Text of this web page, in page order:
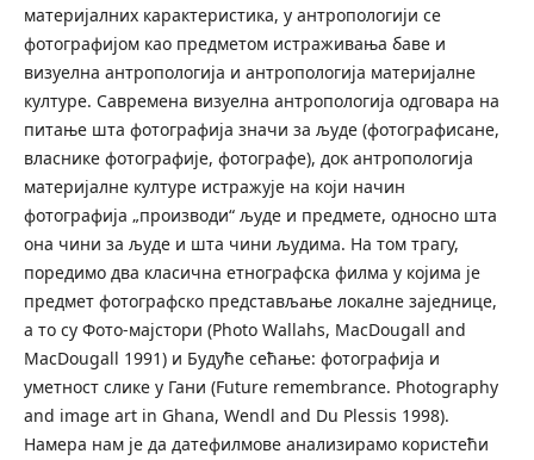
материјалних карактеристика, у антропологији се
фотографијом као предметом истраживања баве и
визуелна антропологија и антропологија материјалне
културе. Савремена визуелна антропологија одговара на
питање шта фотографија значи за људе (фотографисане,
власнике фотографије, фотографе), док антропологија
материјалне културе истражује на који начин
фотографија „производи“ људе и предмете, односно шта
она чини за људе и шта чини људима. На том трагу,
поредимо два класична етнографска филма у којима је
предмет фотографско представљање локалне заједнице,
а то су Фото-мајстори (Photo Wallahs, MacDougall and
MacDougall 1991) и Будуће сећање: фотографија и
уметност слике у Гани (Future remembrance. Photography
and image art in Ghana, Wendl and Du Plessis 1998).
Намера нам је да датефилмове анализирамо користећи